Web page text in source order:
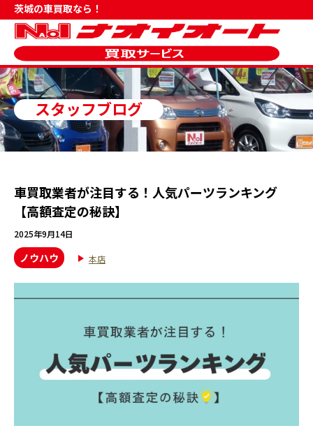
茨城の車買取なら！
スタッフブログ
車買取業者が注目する！人気パーツランキング
【高額査定の秘訣】
2025年9月14日
ノウハウ 本店